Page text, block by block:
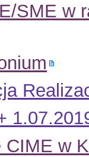
SME w
CIME w